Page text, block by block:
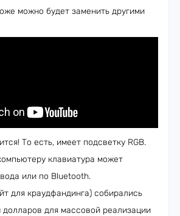
можно будет заменить другими
То есть, имеет подсветку RGB.
клавиатура может
или по Bluetooth.
для краудфандинга) собирались
долларов для массовой реализации